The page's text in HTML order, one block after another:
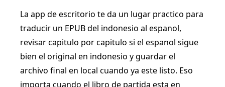
La app de escritorio te da un lugar practico para
traducir un EPUB del indonesio al espanol,
revisar capitulo por capitulo si el espanol sigue
bien el original en indonesio y guardar el
archivo final en local cuando ya este listo. Eso
importa cuando el libro de partida esta en